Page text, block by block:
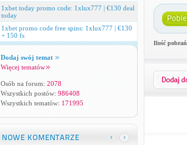
1xbet today promo code: 1xlux777 | €130 deal
today
1xbet promo code free spins: 1xlux777 | €130
+ 150 fs
Dodaj swój temat
Więcej tematów
Osób na forum: 2078
Wszystkich postów: 986408
Wszystkich tematów: 171995
Ilość